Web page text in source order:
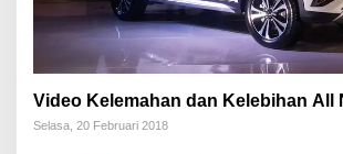
Video Kelemahan dan Kelebihan All
Selasa, 20 Februari 2018